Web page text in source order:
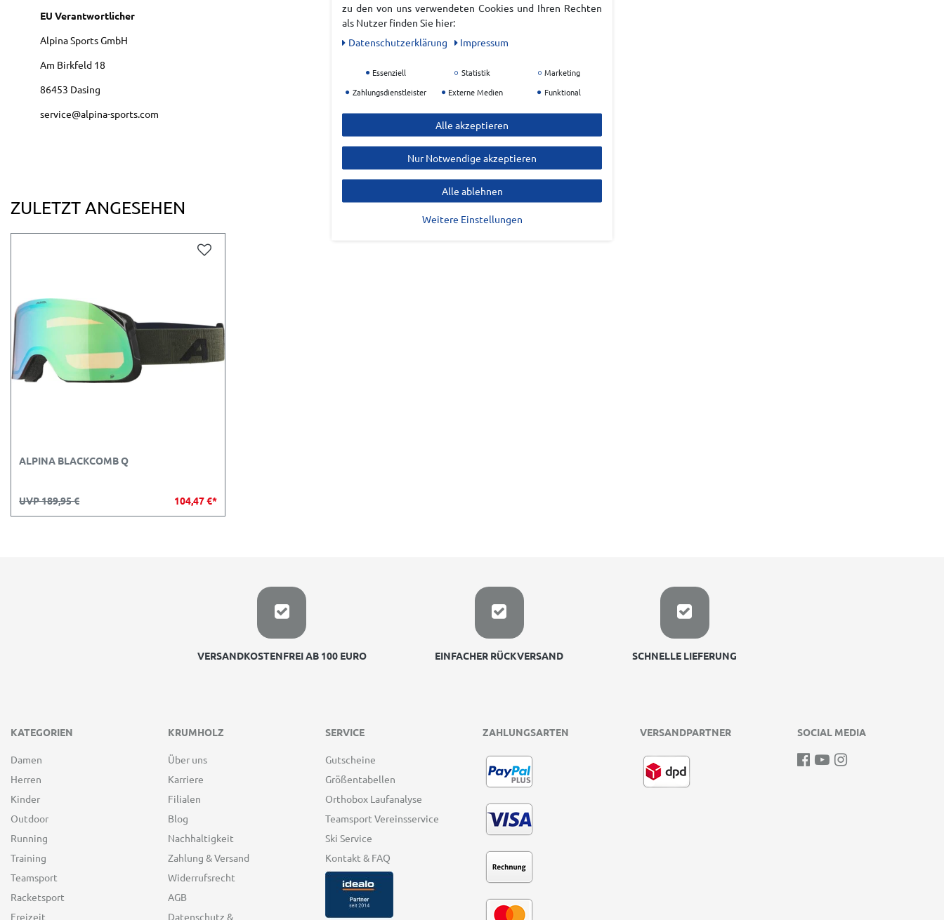
EU Verantwortlicher
Alpina Sports GmbH
Am Birkfeld 18
86453 Dasing
service@alpina-sports.com
ZULETZT ANGESEHEN
ALPINA BLACKCOMB Q
UVP 189,95 € 104,47 €*
VERSANDKOSTENFREI AB 100 EURO EINFACHER RÜCKVERSAND SCHNELLE LIEFERUNG
KATEGORIEN
Damen
Herren
Kinder
Outdoor
Running
Training
Teamsport
Racketsport
Freizeit
KRUMHOLZ
Über uns
Karriere
Filialen
Blog
Nachhaltigkeit
Zahlung & Versand
Widerrufsrecht
AGB
Datenschutz &
SERVICE
Gutscheine
Größentabellen
Orthobox Laufanalyse
Teamsport Vereinsservice
Ski Service
Kontakt & FAQ
ZAHLUNGSARTEN VERSANDPARTNER SOCIAL MEDIA
zu den von uns verwendeten Cookies und Ihren Rechten
als Nutzer finden Sie hier:
Daten­schutz­erklärung
Impressum
Essenziell Statistik
Marketing
Zahlungsdienstleister
Externe Medien Funktional
Alle akzeptieren
Nur Notwendige akzeptieren
Alle ablehnen
Weitere Einstellungen